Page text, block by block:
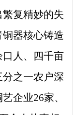
复精妙的失
器核心铸造
人、四千亩
之一农户深
企业26家、